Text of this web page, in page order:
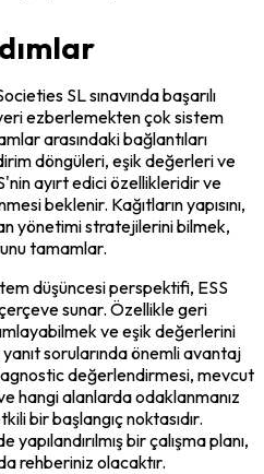
SL sınavında başarılı
ezberlemekten çok sistem
arasındaki bağlantıları
döngüleri, eşik değerleri ve
ayırt edici özellikleridir ve
beklenir. Kağıtların yapısını,
yönetimi stratejilerini bilmek,
tamamlar.
düşüncesi perspektifi, ESS
çerçeve sunar. Özellikle geri
ve eşik değerlerini
sorularında önemli avantaj
değerlendirmesi, mevcut
hangi alanlarda odaklanmanız
bir başlangıç noktasıdır.
bir çalışma planı,
rehberiniz olacaktır.